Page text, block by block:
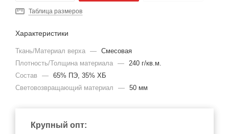
Таблица размеров
Характеристики
Ткань/Материал верха — Смесовая
Плотность/Толщина материала — 240 г/кв.м.
Состав
— 65% ПЭ, 35% ХБ
Световозвращающий материал
— 50 мм
Крупный опт: